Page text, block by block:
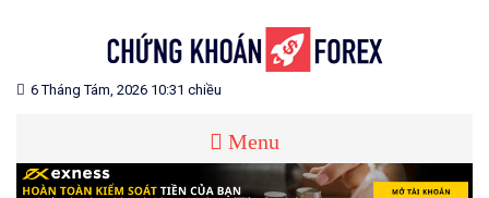
CHỨNG KHOÁN FOREX
Blog chia sẻ về Chứng Khoán và Forex
6 Tháng Tám, 2026 10:31 chiều
Menu